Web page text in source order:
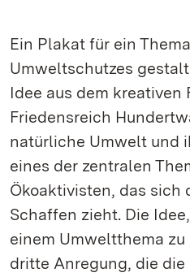
Ein Plakat für ein
Umweltschutzes
Idee aus dem kreativen
Friedensreich
natürliche Umwelt und
eines der zentralen
Ökoaktivisten, das sich
Schaffen zieht. Die
einem Umweltthema
dritte Anregung, die die